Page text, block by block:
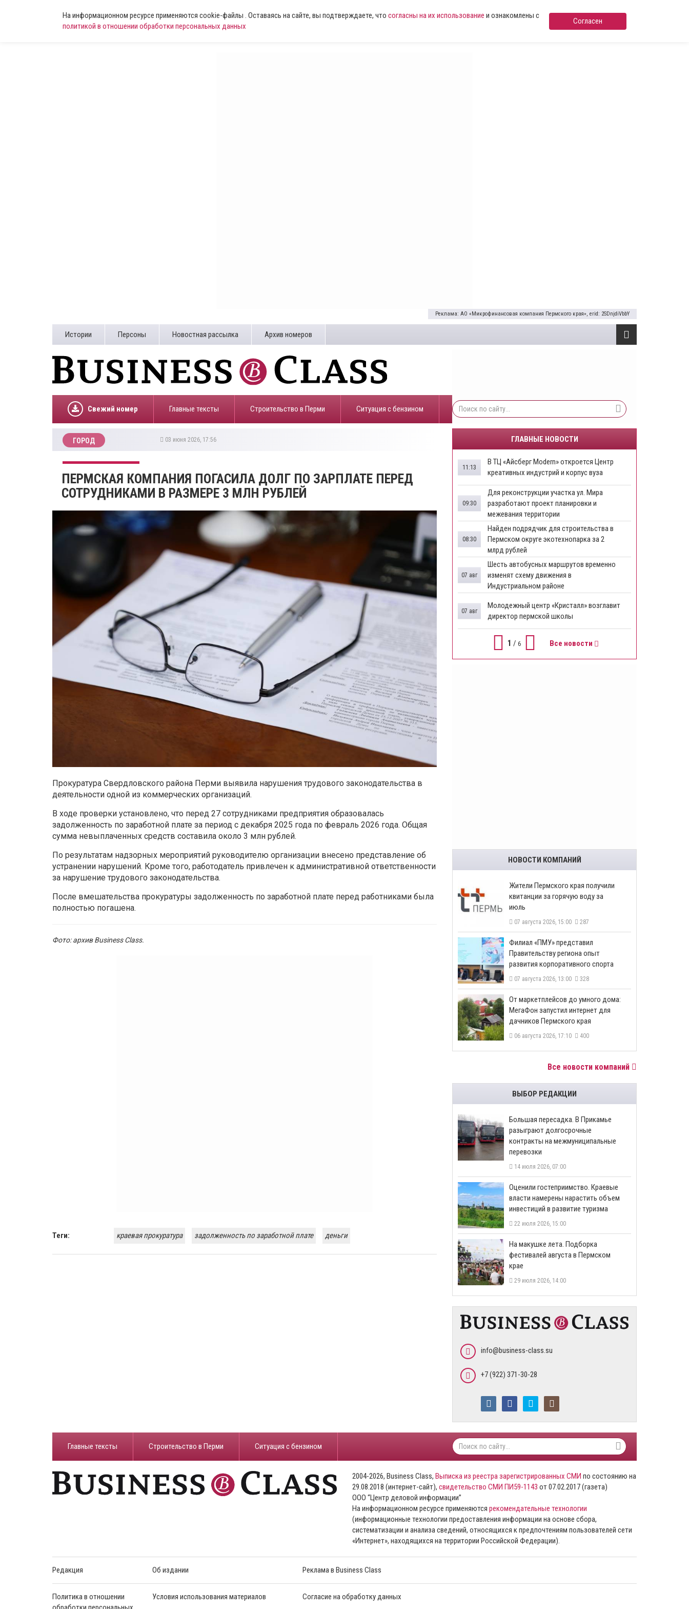
На информационном ресурсе применяются cookie-файлы . Оставаясь на сайте, вы подтверждаете, что согласны на их использование и ознакомлены с
политикой в отношении обработки персональных данных
Согласен
Реклама: АО «Микрофинансовая компания Пермского края», erid: 2SDnjdiVbbY
Истории Персоны Новостная рассылка Архив номеров
Свежий номер Главные тексты Строительство в Перми ​Ситуация с бензином
ГОРОД 03 июня 2026, 17:56
ПЕРМСКАЯ КОМПАНИЯ ПОГАСИЛА ДОЛГ ПО ЗАРПЛАТЕ ПЕРЕД
СОТРУДНИКАМИ В РАЗМЕРЕ 3 МЛН РУБЛЕЙ
Прокуратура Свердловского района Перми выявила нарушения трудового законодательства в
деятельности одной из коммерческих организаций.
В ходе проверки установлено, что перед 27 сотрудниками предприятия образовалась
задолженность по заработной плате за период с декабря 2025 года по февраль 2026 года. Общая
сумма невыплаченных средств составила около 3 млн рублей.
По результатам надзорных мероприятий руководителю организации внесено представление об
устранении нарушений. Кроме того, работодатель привлечен к административной ответственности
за нарушение трудового законодательства.
После вмешательства прокуратуры задолженность по заработной плате перед работниками была
полностью погашена.
Фото: архив Business Class.
Теги: краевая прокуратура задолженность по заработной плате деньги
ГЛАВНЫЕ НОВОСТИ
​В ТЦ «Айсберг Modern» откроется Центр
креативных индустрий и корпус вуза
11:13
Для реконструкции участка ул. Мира
разработают проект планировки и
межевания территории
09:30
Найден подрядчик для строительства в
Пермском округе экотехнопарка за 2
млрд рублей
08:30
Шесть автобусных маршрутов временно
изменят схему движения в
Индустриальном районе
07 авг
Молодежный центр «Кристалл» возглавит
директор пермской школы
07 авг
1 / 6 Все новости
НОВОСТИ КОМПАНИЙ
​Жители Пермского края получили
квитанции за горячую воду за
июль
07 августа 2026, 15:00 287
​Филиал «ПМУ» представил
Правительству региона опыт
развития корпоративного спорта
07 августа 2026, 13:00 328
От маркетплейсов до умного дома:
МегаФон запустил интернет для
дачников Пермского края
06 августа 2026, 17:10 400
Все новости компаний
ВЫБОР РЕДАКЦИИ
Большая пересадка. В Прикамье
разыграют долгосрочные
контракты на межмуниципальные
перевозки
14 июля 2026, 07:00
Оценили гостеприимство. Краевые
власти намерены нарастить объем
инвестиций в развитие туризма
22 июля 2026, 15:00
На макушке лета. Подборка
фестивалей августа в Пермском
крае
29 июля 2026, 14:00
info@business-class.su
+7 (922) 371-30-28
Главные тексты Строительство в Перми ​Ситуация с бензином
2004-2026, Business Class, Выписка из реестра зарегистрированных СМИ по состоянию на
29.08.2018 (интернет-сайт), свидетельство СМИ ПИ59-1143 от 07.02.2017 (газета)
ООО “Центр деловой информации”
На информационном ресурсе применяются рекомендательные технологии
(информационные технологии предоставления информации на основе сбора,
систематизации и анализа сведений, относящихся к предпочтениям пользователей сети
«Интернет», находящихся на территории Российской Федерации).
Редакция Об издании Реклама в Business Class
Политика в отношении
Условия использования материалов Согласие на обработку данных